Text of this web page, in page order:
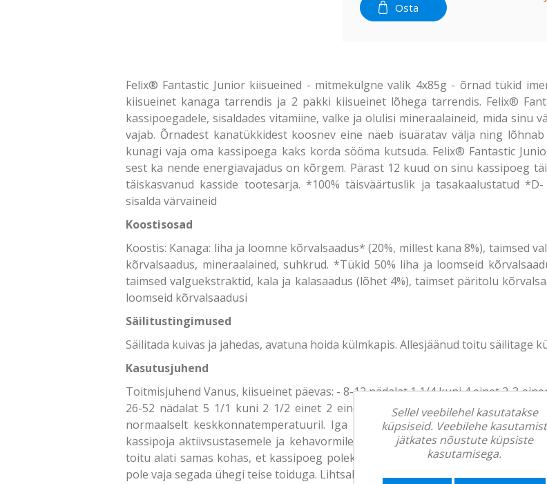
Osta
Felix® Fantastic Junior kiisueined - mitmekülgne valik 4x85g - õrnad tükid
kiisueinet kanaga tarrendis ja 2 pakki kiisueinet lõhega tarrendis. Felix®
kassipoegadele, sisaldades vitamiine, valke ja olulisi mineraalaineid, mida sinu
vajab. Õrnadest kanatükkidest koosnev eine näeb isuäratav välja ning
kunagi vaja oma kassipoega kaks korda sööma kutsuda. Felix® Fantastic
sest ka nende energiavajadus on kõrgem. Pärast 12 kuud on sinu kassipoeg
täiskasvanud kasside tootesarja. *100% täisväärtuslik ja tasakaalustatud
sisalda värvaineid
Koostisosad
Koostis: Kanaga: liha ja loomne kõrvalsaadus* (20%, millest kana 8%), taimsed
kõrvalsaadus, mineraalained, suhkrud. *Tükid 50% liha ja loomseid
taimsed valguekstraktid, kala ja kalasaadus (lõhet 4%), taimset päritolu
loomseid kõrvalsaadusi
Säilitustingimused
Säilitada kuivas ja jahedas, avatuna hoida külmkapis. Allesjäänud toitu säilitage
Kasutusjuhend
Toitmisjuhend Vanus, kiisueinet päevas: - 8-12 nädalat 1 1/4 kuni 4 einet 2-3
26-52 nädalat 5 1/1 kuni 2 1/2 einet 2 einena Kassipoja soovituslikud
normaalselt keskkonnatemperatuuril. Iga kassipoeg on erinev, toidu
kassipoja aktiivsustasemele ja kehavormile. Serveerida toatemperatuuril.
toitu alati samas kohas, et kassipoeg poleks segaduses. Söögi ajal ära
pole vaja segada ühegi teise toiduga. Lihtsalt vala see pakendist välja ja ongi kõik.
Sellel veebilehel kasutatakse
küpsiseid. Veebilehe kasutamist
jätkates nõustute küpsiste
kasutamisega.